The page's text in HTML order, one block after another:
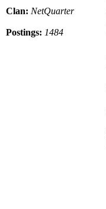
Clan: NetQuarter
Postings: 1484